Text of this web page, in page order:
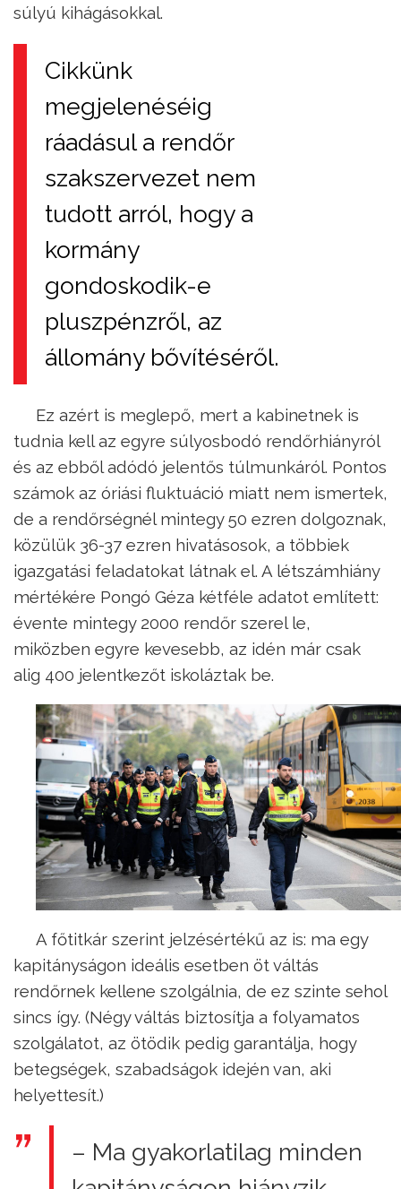
súlyú kihágásokkal.
Cikkünk
megjelenéséig
ráadásul a rendőr
szakszervezet nem
tudott arról, hogy a
kormány
gondoskodik-e
pluszpénzről, az
állomány bővítéséről.
Ez azért is meglepő, mert a kabinetnek is
tudnia kell az egyre súlyosbodó rendőrhiányról
és az ebből adódó jelentős túlmunkáról. Pontos
számok az óriási fluktuáció miatt nem ismertek,
de a rendőrségnél mintegy 50 ezren dolgoznak,
közülük 36-37 ezren hivatásosok, a többiek
igazgatási feladatokat látnak el. A létszámhiány
mértékére Pongó Géza kétféle adatot említett:
évente mintegy 2000 rendőr szerel le,
miközben egyre kevesebb, az idén már csak
alig 400 jelentkezőt iskoláztak be.
A főtitkár szerint jelzésértékű az is: ma egy
kapitányságon ideális esetben öt váltás
rendőrnek kellene szolgálnia, de ez szinte sehol
sincs így. (Négy váltás biztosítja a folyamatos
szolgálatot, az ötödik pedig garantálja, hogy
betegségek, szabadságok idején van, aki
helyettesít.)
– Ma gyakorlatilag minden